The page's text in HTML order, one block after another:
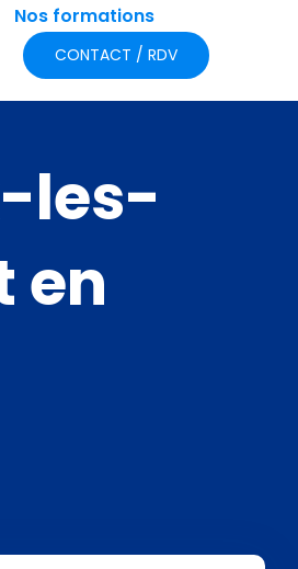
Nos formations
CONTACT / RDV
les-
en